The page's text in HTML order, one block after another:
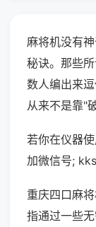
麻将机没有
秘诀。那些
数人编出来
从来不是靠"
若你在仪器
加微信号;
重庆四口麻
指通过一些